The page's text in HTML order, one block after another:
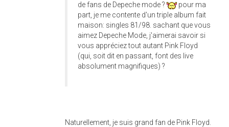
de fans de Depeche mode ?
pour ma
part, je me contente d'un triple album fait
maison: singles 81/98. sachant que vous
aimez Depeche Mode, j'aimerai savoir si
vous appréciez tout autant Pink Floyd
(qui, soit dit en passant, font des live
absolument magnifiques) ?
Naturellement, je suis grand fan de Pink Floyd.